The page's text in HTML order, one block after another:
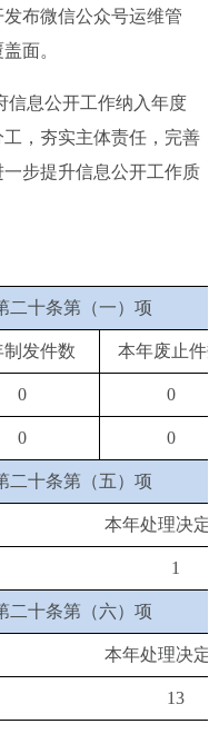
布微信公众号运维管
面。
信息公开工作纳入年度
工，夯实主体责任， 完善
一步提升信息公开工作质
二十条第（一）项
制发件数 本年废止件
0 0
0 0
二十条第（五）项
本年处理决定
1
二十条第（六）项
本年处理决定
13